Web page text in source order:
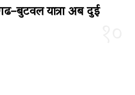
यात्रा अब दुई